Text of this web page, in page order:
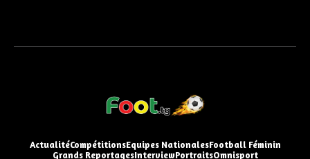
ActualitéCompétitionsEquipes NationalesFootball Féminin
Grands ReportagesInterviewPortraitsOmnisport